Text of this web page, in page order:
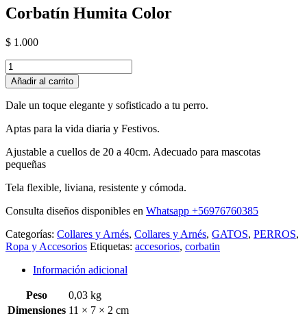
Corbatín Humita Color
$ 1.000
Corbatín
Humita
Color
cantidad
Añadir al carrito
Dale un toque elegante y sofisticado a tu perro.
Aptas para la vida diaria y Festivos.
Ajustable a cuellos de 20 a 40cm. Adecuado para mascotas
pequeñas
Tela flexible, liviana, resistente y cómoda.
Consulta diseños disponibles en Whatsapp +56976760385
Categorías: Collares y Arnés, Collares y Arnés, GATOS, PERROS,
Ropa y Accesorios Etiquetas: accesorios, corbatin
Información adicional
Peso
0,03 kg
Dimensiones 11 × 7 × 2 cm